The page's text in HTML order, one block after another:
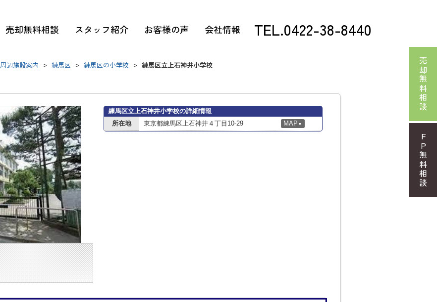
売却無料相談 スタッフ紹介 お客様の声 会社情報 TEL.0422-38-8440
周辺施設案内 > 練馬区 > 練馬区の小学校 > 練馬区立上石神井小学校
練馬区立上石神井小学校の詳細情報
所在地
東京都練馬区上石神井４丁目10-29 MAP ▼
売却無料相談
FP無料相談